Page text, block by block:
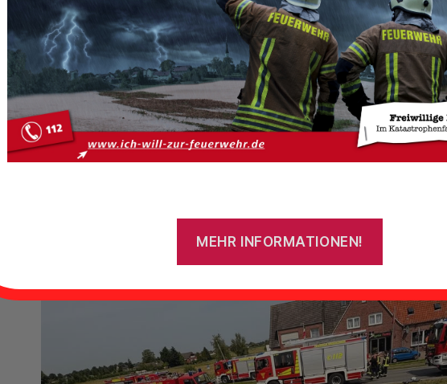
Zimmerbrand
Beitragsautor
VonReinerHarms Veröffentlichungsdatum
30. Juli 2026
MEHR INFORMATIONEN!